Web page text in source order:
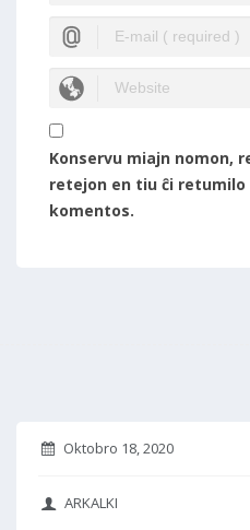
Konservu miajn nomon,
retejon en tiu ĉi retumilo
komentos.
Oktobro 18, 2020
ARKALKI